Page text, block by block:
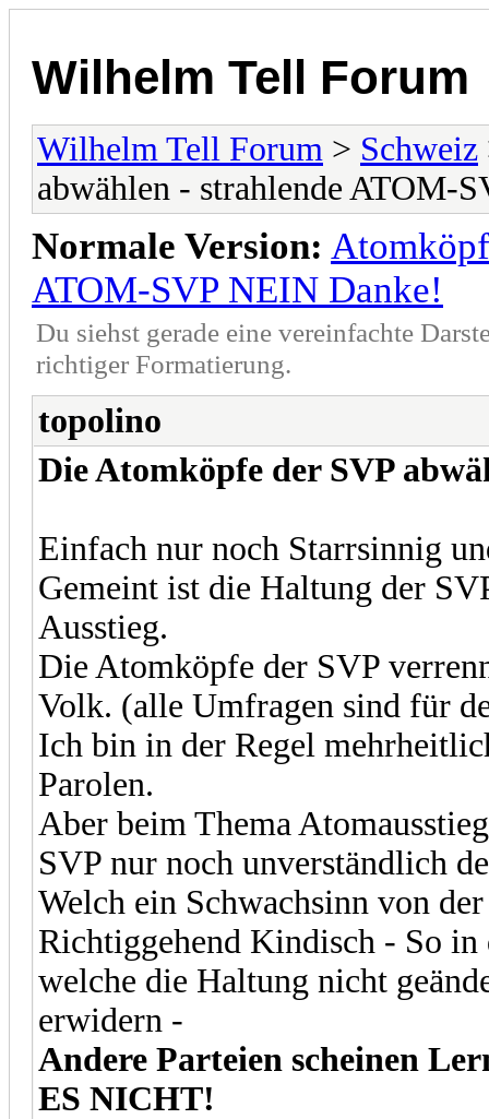
Wilhelm Tell Forum
Wilhelm Tell Forum > Schweiz
abwählen - strahlende ATOM-
Normale Version:
ATOM-SVP NEIN Danke!
Du siehst gerade eine vereinfachte
richtiger Formatierung.
topolino
Die Atomköpfe der SVP
Einfach nur noch Starrsinnig
Gemeint ist die Haltung der
Ausstieg.
Die Atomköpfe der SVP
Volk. (alle Umfragen sind für
Ich bin in der Regel
Parolen.
Aber beim Thema
SVP nur noch unverständlich
Welch ein Schwachsinn von
Richtiggehend Kindisch - So
welche die Haltung nicht
erwidern -
Andere Parteien scheinen
ES NICHT!